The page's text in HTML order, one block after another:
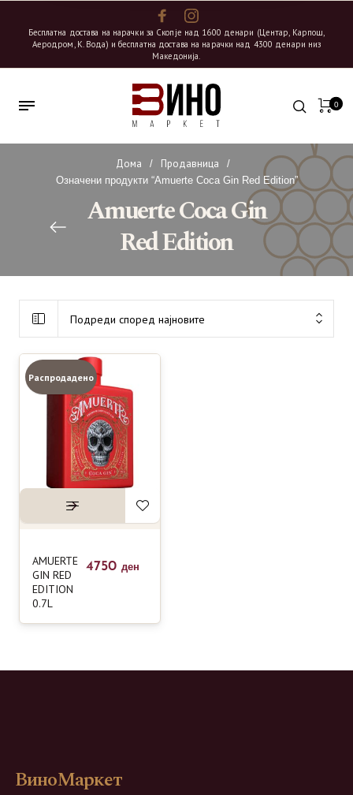
Бесплатна достава на нарачки за Скопје над 1600 денари (Центар, Карпош,
Аеродром, К. Вода) и бесплатна достава на нарачки над 4300 денари низ
Македонија.
0
Дома / Продавница
/
Означени продукти “Amuerte Coca Gin Red Edition”
Amuerte Coca Gin
Red Edition
Подреди според најновите
Распродадено
AMUERTE
GIN RED
EDITION
0.7L
4750 ден
ВиноМаркет